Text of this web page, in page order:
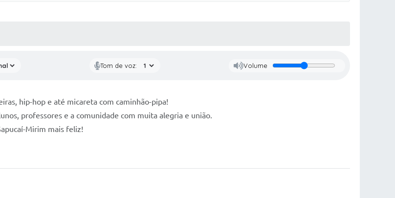
Tom de voz: Volume
hip-hop e até micareta com caminhão-pipa!
professores e a comunidade com muita alegria e união.
Mirim mais feliz!